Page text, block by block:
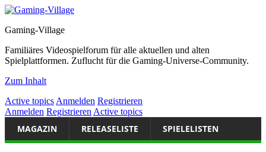
Gaming-Village
Familiäres Videospielforum für alle aktuellen und alten
Spielplattformen. Zuflucht für die Gaming-Universe-Community.
Zum Inhalt
Active topics Anmelden Registrieren
Anmelden Registrieren Active topics
MAGAZIN RELEASELISTE SPIELELISTEN